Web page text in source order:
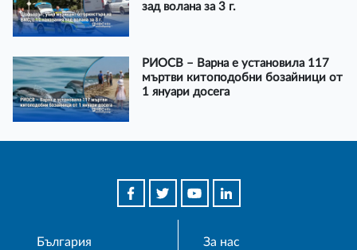
зад волана за 3 г.
РИОСВ – Варна е установила 117
мъртви китоподобни бозайници от
1 януари досега
България
За нас